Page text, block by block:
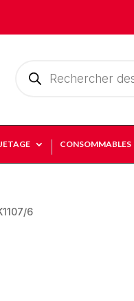
produits
CONSOMMABLES
6